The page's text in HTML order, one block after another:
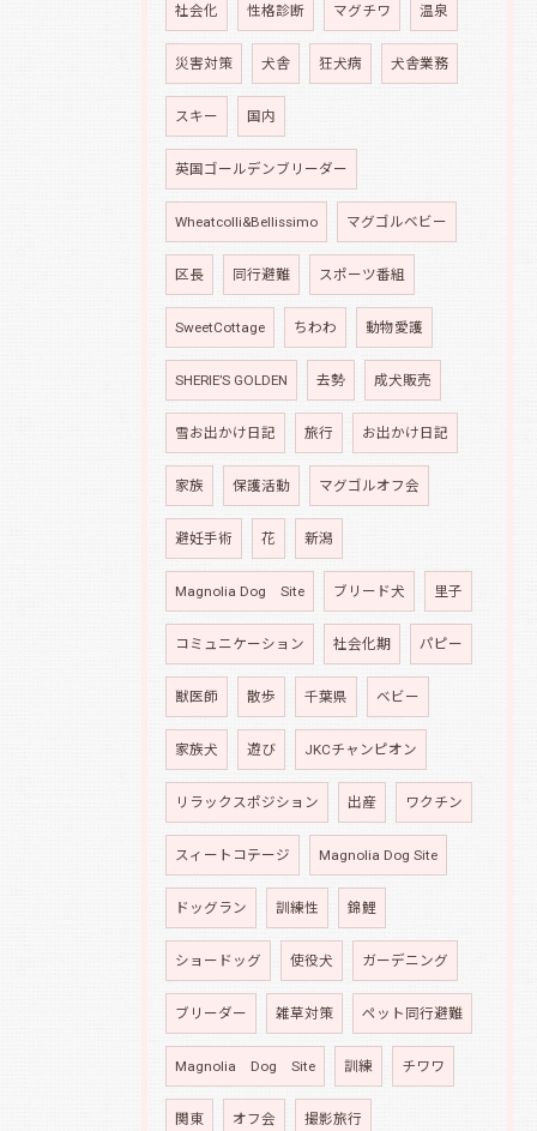
社会化 性格診断 マグチワ 温泉
災害対策 犬舎 狂犬病 犬舎業務
スキー 国内
英国ゴールデンブリーダー
Wheatcolli&Bellissimo マグゴルベビー
区長 同行避難 スポーツ番組
SweetCottage ちわわ 動物愛護
SHERIE’S GOLDEN 去勢 成犬販売
雪お出かけ日記 旅行 お出かけ日記
家族 保護活動 マグゴルオフ会
避妊手術 花 新潟
Magnolia Dog Site ブリード犬 里子
コミュニケーション 社会化期 パピー
獣医師 散歩 千葉県 ベビー
家族犬 遊び JKCチャンピオン
リラックスポジション 出産 ワクチン
スィートコテージ Magnolia Dog Site
ドッグラン 訓練性 錦鯉
ショードッグ 使役犬 ガーデニング
ブリーダー 雑草対策 ペット同行避難
Magnolia Dog Site 訓練 チワワ
関東 オフ会 撮影旅行